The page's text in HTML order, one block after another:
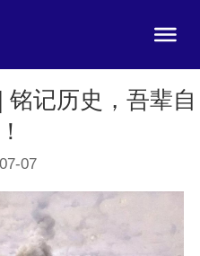
记历史，吾辈自
07